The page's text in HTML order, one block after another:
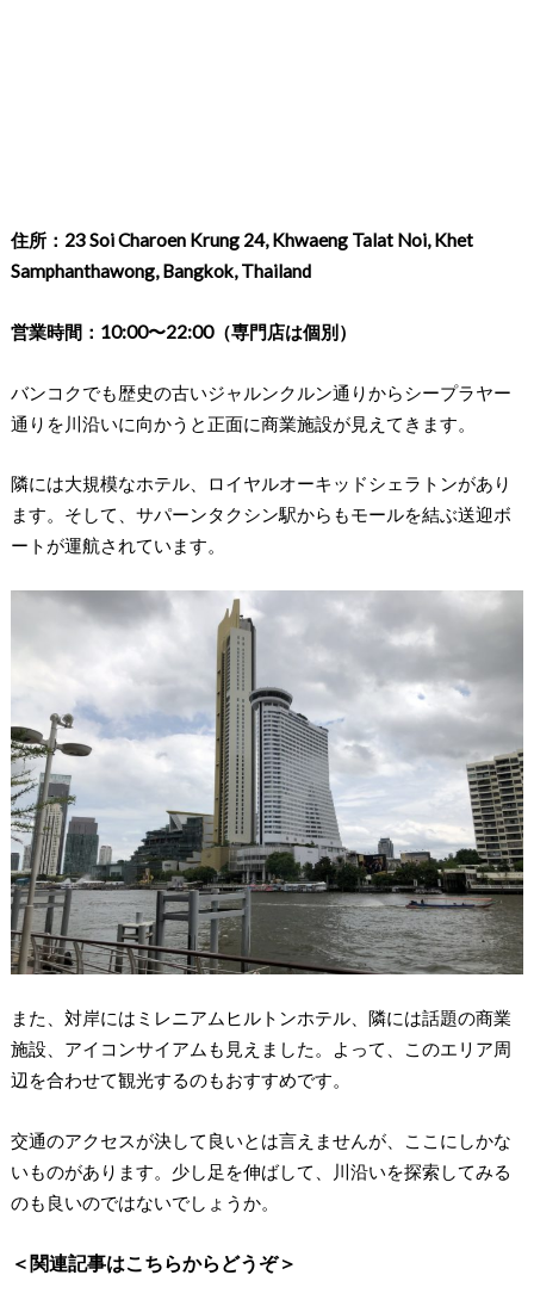
住所：23 Soi Charoen Krung 24, Khwaeng Talat Noi, Khet
Samphanthawong, Bangkok, Thailand
営業時間：10:00〜22:00（専門店は個別）
バンコクでも歴史の古いジャルンクルン通りからシープラヤー
通りを川沿いに向かうと正面に商業施設が見えてきます。
隣には大規模なホテル、ロイヤルオーキッドシェラトンがあり
ます。そして、サパーンタクシン駅からもモールを結ぶ送迎ボ
ートが運航されています。
また、対岸にはミレニアムヒルトンホテル、隣には話題の商業
施設、アイコンサイアムも見えました。よって、このエリア周
辺を合わせて観光するのもおすすめです。
交通のアクセスが決して良いとは言えませんが、ここにしかな
いものがあります。少し足を伸ばして、川沿いを探索してみる
のも良いのではないでしょうか。
＜関連記事はこちらからどうぞ＞